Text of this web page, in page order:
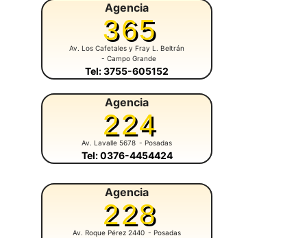
Agencia
365
Av. Los Cafetales y Fray L. Beltrán
- Campo Grande
Tel: 3755-605152
Agencia
224
Av. Lavalle 5678 - Posadas
Tel: 0376-4454424
Agencia
228
Av. Roque Pérez 2440 - Posadas